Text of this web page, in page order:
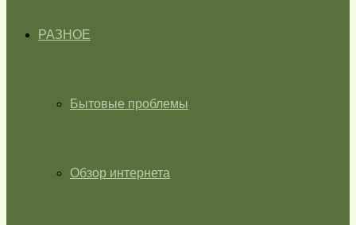
РАЗНОЕ
Бытовые проблемы
Обзор интернета